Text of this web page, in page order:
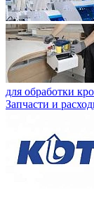
для обработки
Запчасти и